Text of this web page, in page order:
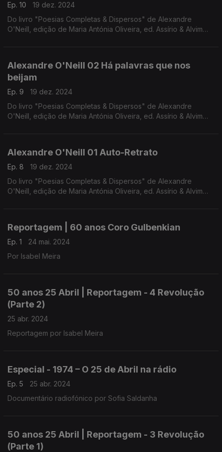
Ep. 10
19 dez. 2024
Do livro "Poesias Completas & Dispersos" de Alexandre
O'Neill, edição de Maria Antónia Oliveira, ed. Assírio & Alvim
Alexandre O'Neill 02 Há palavras que nos
beijam
Ep. 9
19 dez. 2024
Do livro "Poesias Completas & Dispersos" de Alexandre
O'Neill, edição de Maria Antónia Oliveira, ed. Assírio & Alvim
Alexandre O'Neill 01 Auto-Retrato
Ep. 8
19 dez. 2024
Do livro "Poesias Completas & Dispersos" de Alexandre
O'Neill, edição de Maria Antónia Oliveira, ed. Assírio & Alvim
Reportagem | 60 anos Coro Gulbenkian
Ep. 1
24 mai. 2024
Por Isabel Meira
50 anos 25 Abril | Reportagem - 4 Revolução
(Parte 2)
25 abr. 2024
Reportagem por Isabel Meira
Especial - 1974 – O 25 de Abril na rádio
Ep. 5
25 abr. 2024
Documentário radiofónico por Sofia Saldanha
50 anos 25 Abril | Reportagem - 3 Revolução
(Parte 1)